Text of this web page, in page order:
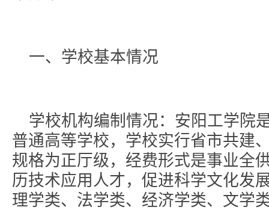
一、学校基本情况
学校机构编制情况：安阳工学院
普通高等学校，学校实行省市共建
规格为正厅级，经费形式是事业全
历技术应用人才，促进科学文化发
理学类、法学类、经济学类、文学